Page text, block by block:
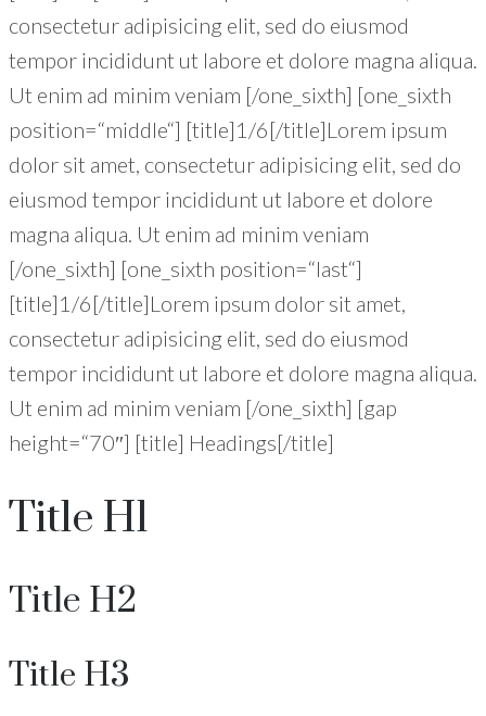
consectetur adipisicing elit, sed do eiusmod
tempor incididunt ut labore et dolore magna aliqua.
Ut enim ad minim veniam [/one_sixth] [one_sixth
position=“middle“] [title]1/6[/title]Lorem ipsum
dolor sit amet, consectetur adipisicing elit, sed do
eiusmod tempor incididunt ut labore et dolore
magna aliqua. Ut enim ad minim veniam
[/one_sixth] [one_sixth position=“last“]
[title]1/6[/title]Lorem ipsum dolor sit amet,
consectetur adipisicing elit, sed do eiusmod
tempor incididunt ut labore et dolore magna aliqua.
Ut enim ad minim veniam [/one_sixth] [gap
height=“70″] [title] Headings[/title]
Title H1
Title H2
Title H3